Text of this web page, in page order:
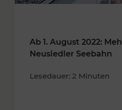
Ab 1. August 2022:
Neusiedler Seebahn
Lesedauer: 2 Minuten